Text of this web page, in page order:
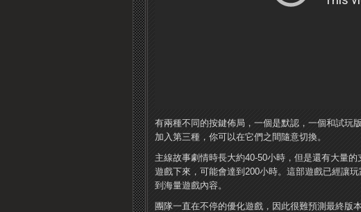
有兩種不同的按鍵佈局，一個是默認，一個和試玩
加入第三種，你可以在它們之間隨意切換。
主線故事劇情時長大約40-50小時，但是還有大量
遊戲下來，可能會達到200小時。這部遊戲已經讓
到海量遊戲內容。
團隊一直在不停的優化遊戲，因此很難預測最終版